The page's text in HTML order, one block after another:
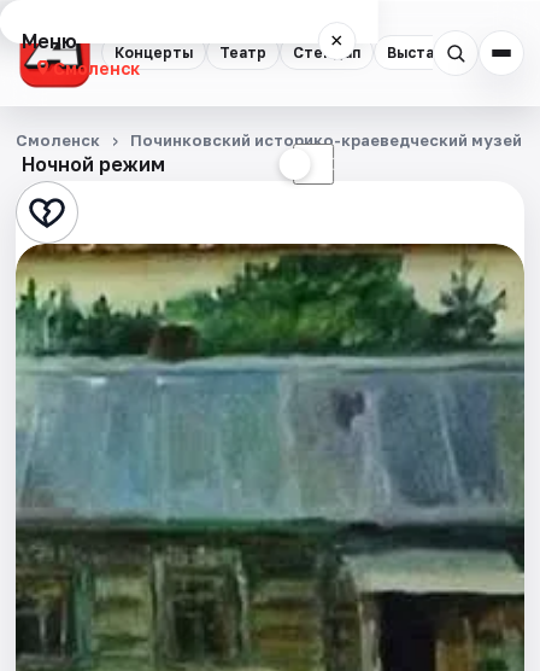
Концерты Театр Стендап Выставки
Меню ×
Смоленск
Концерты
Театр
Стендап
Выставки
Экскурсии
Спорт
События
Города
Площадки
Артисты
Ночной режим ☾
Смоленск Починковский историко-краеведческий музей